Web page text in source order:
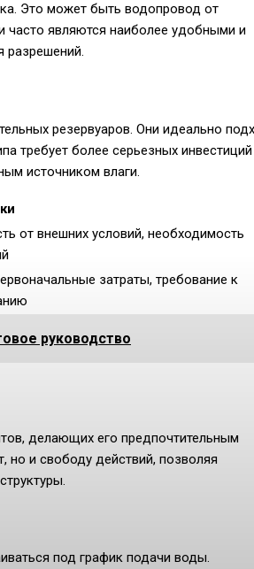
Это может быть водопровод от
часто являются наиболее удобными и
разрешений.
резервуаров. Они идеально
требует более серьезных инвестиций
источником влаги.
от внешних условий, необходимость
затраты, требование к
руководство
делающих его предпочтительным
но и свободу действий, позволяя
под график подачи воды.